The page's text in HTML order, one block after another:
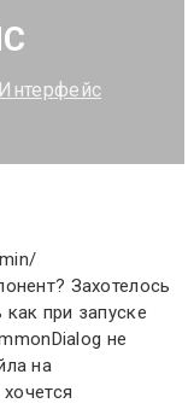
Интерфейс
/
Захотелось
при запуске
не
на